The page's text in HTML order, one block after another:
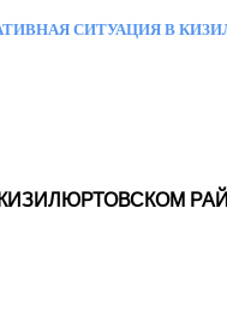
СИТУАЦИЯ В